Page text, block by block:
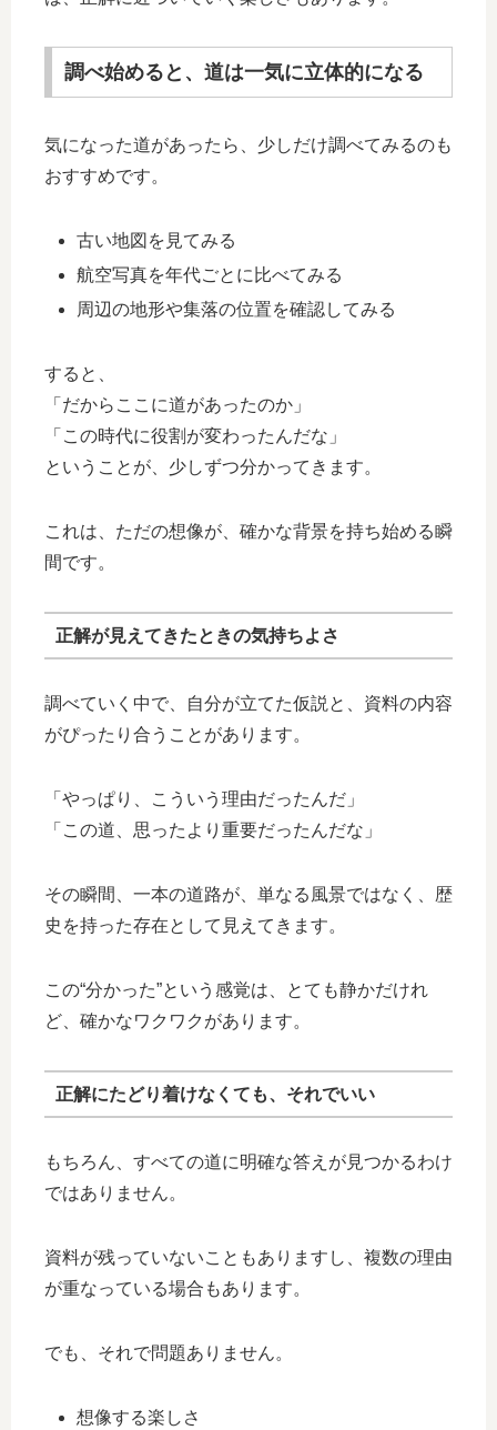
調べ始めると、道は一気に立体的になる
気になった道があったら、少しだけ調べてみるのも
おすすめです。
古い地図を見てみる
航空写真を年代ごとに比べてみる
周辺の地形や集落の位置を確認してみる
すると、
「だからここに道があったのか」
「この時代に役割が変わったんだな」
ということが、少しずつ分かってきます。
これは、ただの想像が、確かな背景を持ち始める瞬
間です。
正解が見えてきたときの気持ちよさ
調べていく中で、自分が立てた仮説と、資料の内容
がぴったり合うことがあります。
「やっぱり、こういう理由だったんだ」
「この道、思ったより重要だったんだな」
その瞬間、一本の道路が、単なる風景ではなく、歴
史を持った存在として見えてきます。
この“分かった”という感覚は、とても静かだけれ
ど、確かなワクワクがあります。
正解にたどり着けなくても、それでいい
もちろん、すべての道に明確な答えが見つかるわけ
ではありません。
資料が残っていないこともありますし、複数の理由
が重なっている場合もあります。
でも、それで問題ありません。
想像する楽しさ